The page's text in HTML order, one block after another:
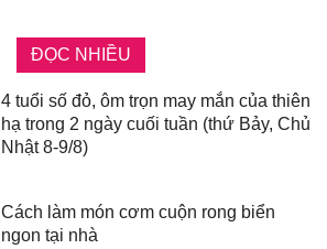
ĐỌC NHIỀU
4 tuổi số đỏ, ôm trọn may mắn của thiên
hạ trong 2 ngày cuối tuần (thứ Bảy, Chủ
Nhật 8-9/8)
Cách làm món cơm cuộn rong biển
ngon tại nhà